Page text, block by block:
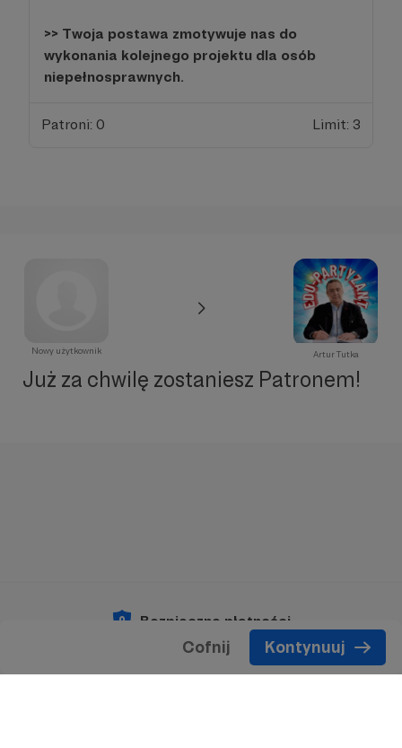
>> Twoja postawa zmotywuje nas do
wykonania kolejnego projektu dla osób
niepełnosprawnych.
Patroni: 0 Limit: 3
Cofnij Kontynuuj
Nowy użytkownik Artur Tutka
Już za chwilę zostaniesz Patronem!
Bezpieczne płatności